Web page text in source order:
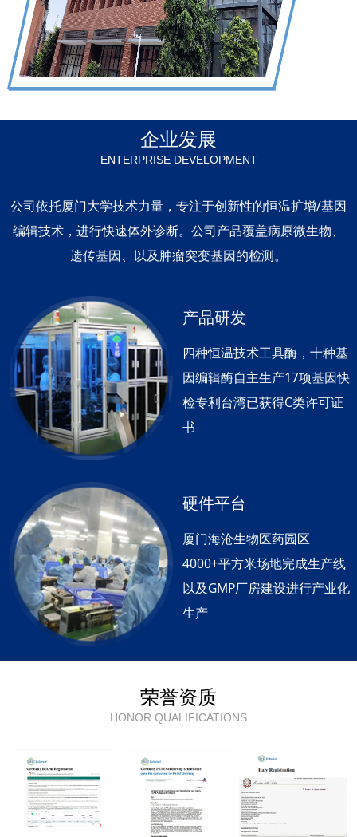
企业发展
ENTERPRISE DEVELOPMENT
公司依托厦门大学技术力量，专注于创新性的恒温扩增/基因
编辑技术，进行快速体外诊断。公司产品覆盖病原微生物、
遗传基因、以及肿瘤突变基因的检测。
产品研发
四种恒温技术工具酶，十种基
因编辑酶自主生产17项基因快
检专利台湾已获得C类许可证
书
硬件平台
厦门海沧生物医药园区
4000+平方米场地完成生产线
以及GMP厂房建设进行产业化
生产
荣誉资质
HONOR QUALIFICATIONS